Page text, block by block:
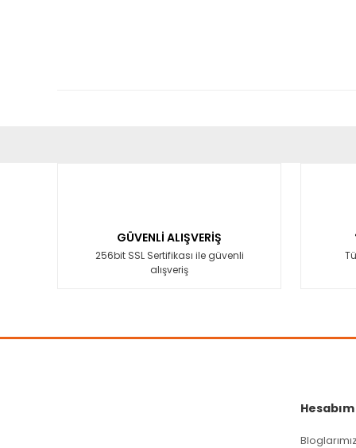
Ürün bilgilerinde hatalar bulunuyor.
Ürün fiyatı diğer sitelerden daha pahalı.
GÜVENLİ ALIŞVERİŞ
256bit SSL Sertifikası ile güvenli
alışveriş
Hesabım
Bloglarımız